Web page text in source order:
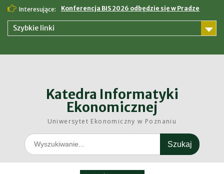
Skip
content
Interesujące: Konferencja BIS 2026 odbędzie się w Pradze
Szybkie linki
Katedra Informatyki
Ekonomicznej
Uniwersytet Ekonomiczny w Poznaniu
Search
for: